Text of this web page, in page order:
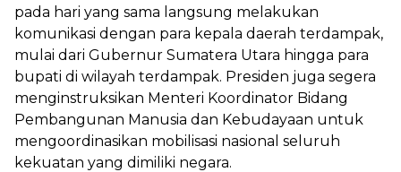
pada hari yang sama langsung melakukan
komunikasi dengan para kepala daerah terdampak,
mulai dari Gubernur Sumatera Utara hingga para
bupati di wilayah terdampak. Presiden juga segera
menginstruksikan Menteri Koordinator Bidang
Pembangunan Manusia dan Kebudayaan untuk
mengoordinasikan mobilisasi nasional seluruh
kekuatan yang dimiliki negara.